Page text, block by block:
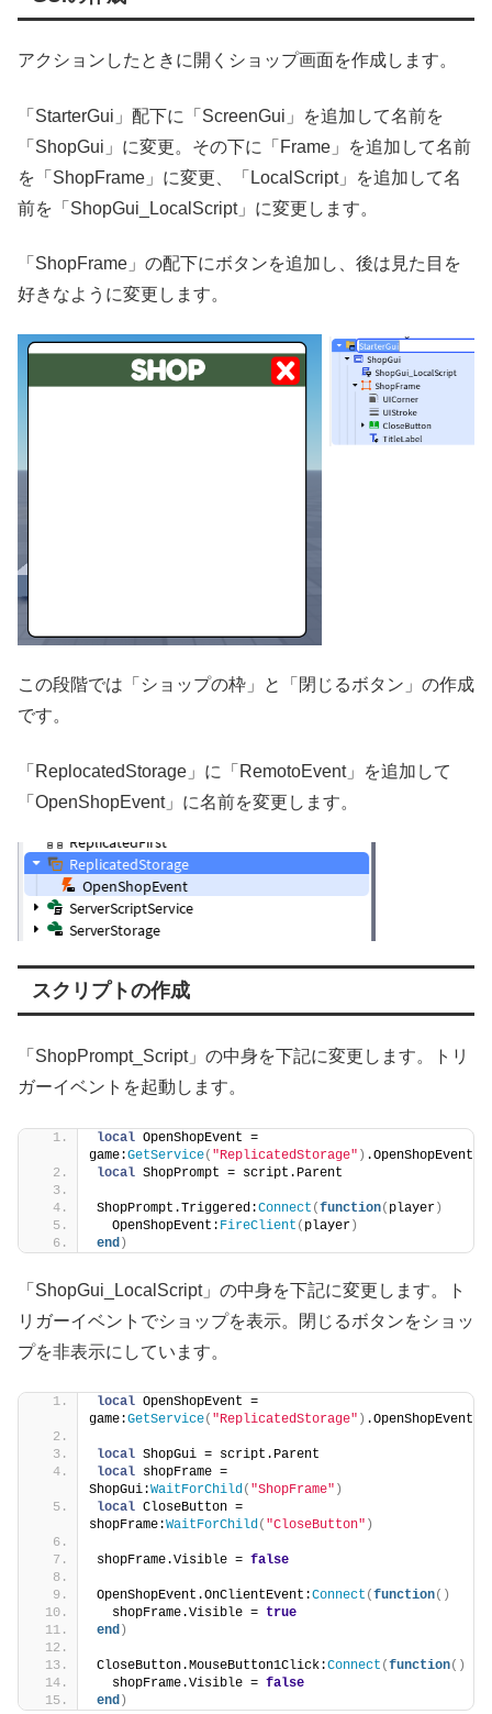
アクションしたときに開くショップ画面を作成します。
「StarterGui」配下に「ScreenGui」を追加して名前を
「ShopGui」に変更。その下に「Frame」を追加して名前
を「ShopFrame」に変更、「LocalScript」を追加して名
前を「ShopGui_LocalScript」に変更します。
「ShopFrame」の配下にボタンを追加し、後は見た目を
好きなように変更します。
この段階では「ショップの枠」と「閉じるボタン」の作成
です。
「ReplocatedStorage」に「RemotoEvent」を追加して
「OpenShopEvent」に名前を変更します。
スクリプトの作成
「ShopPrompt_Script」の中身を下記に変更します。トリ
ガーイベントを起動します。
local OpenShopEvent =
game:GetService( "ReplicatedStorage" ) .OpenShopEvent
local ShopPrompt = script.Parent
ShopPrompt.Triggered:Connect (function( player)
  OpenShopEvent:
FireClient ( player)
end )
「ShopGui_LocalScript」の中身を下記に変更します。ト
リガーイベントでショップを表示。閉じるボタンをショッ
プを非表示にしています。
local OpenShopEvent =
game:GetService( "ReplicatedStorage" ) .OpenShopEvent
local ShopGui = script.Parent
local shopFrame =
ShopGui:WaitForChild( "ShopFrame" )
local CloseButton =
shopFrame:WaitForChild( "CloseButton" )
shopFrame.Visible = false
OpenShopEvent.OnClientEvent:Connect (function()
  shopFrame.Visible =
true
end )
CloseButton.MouseButton1Click:Connect (function()
  shopFrame.Visible =
false
end )